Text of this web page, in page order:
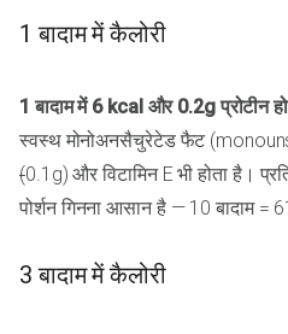
1 बादाम में कैलोरी
1 बादाम में 6 kcal और 0.2g प्रोटीन
स्वस्थ मोनोअनसैचुरेटेड फैट
(0.1g) और विटामिन E भी होता है।
पोर्शन गिनना आसान है — 10 बादाम =
3 बादाम में कैलोरी